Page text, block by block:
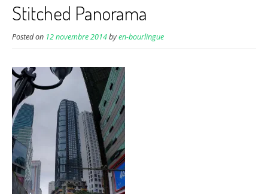
Stitched Panorama
Posted on 12 novembre 2014byen-bourlingue